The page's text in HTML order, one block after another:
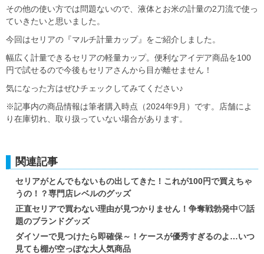
その他の使い方では問題ないので、液体とお米の計量の2刀流で使っ
ていきたいと思いました。
今回はセリアの『マルチ計量カップ』をご紹介しました。
幅広く計量できるセリアの軽量カップ。便利なアイデア商品を100
円で試せるので今後もセリアさんから目が離せません！
気になった方はぜひチェックしてみてください♪
※記事内の商品情報は筆者購入時点（2024年9月）です。店舗によ
り在庫切れ、取り扱っていない場合があります。
関連記事
セリアがとんでもないもの出してきた！これが100円で買えちゃ
うの！？専門店レベルのグッズ
正直セリアで買わない理由が見つかりません！争奪戦勃発中♡話
題のブランドグッズ
ダイソーで見つけたら即確保～！ケースが優秀すぎるのよ…いつ
見ても棚が空っぽな大人気商品